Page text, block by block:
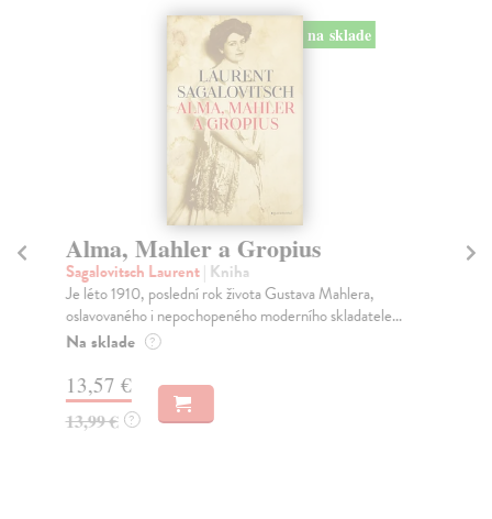
na sklade
Alma, Mahler a Gropius
Sagalovitsch Laurent| Kniha
Je léto 1910, poslední rok života Gustava Mahlera,
oslavovaného i nepochopeného moderního skladatele...
Na sklade ?
13,57 €
13,99 € ?